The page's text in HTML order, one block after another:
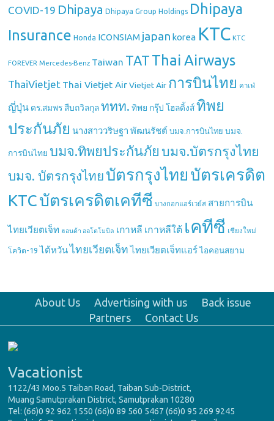
COVID-19 Dhipaya Dhipaya Group Holdings Dhipaya
Insurance Honda ICONSIAM japan korea KTC KTC
FOREVER Mercedes-Benz Taiwan TAT Thai Airways
ThaiVietjet Thai Vietjet Air Vietjet Air การบินไทย คาเฟ่
ญี่ปุ่น ดร.สมพร สืบถวิลกุล ททท. ทิพย กรุ๊ป โฮลดิ้งส์ ทิพย
ประกันภัย นางสาววริษฐา พัฒนรัชต์ บมจ.การบินไทย บมจ.
การบินไทย บมจ.ทิพยประกันภัย บมจ.บัตรกรุงไทย
บมจ. บัตรกรุงไทย บัตรกรุงไทย บัตรเครดิต
KTCบัตรเครดิตเคทีซี บางกอกแอร์เวย์ส สายการบิน
ไทยเวียตเจ็ท ฮอนด้า ออโตโมบิล เกาหลี เกาหลีใต้ เคทีซี เชียงใหม่
โควิด-19 ไต้หวัน ไทยเวียตเจ็ท ไทยเวียตเจ็ทแอร์ ไอคอนสยาม
About Us Advertising with us
Back issue
Partners
Contact Us
Vacationist
1122/43 Moo.5 Taiban Road, Taiban Sub-District,
Muang Samutprakan District, Samutprakan 10280
Tel: (66)0 92 962 1550 (66)0 89 560 5467 (66)0 95 269 9245